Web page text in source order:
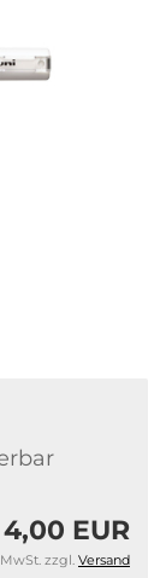
4,00 EUR
zzgl. Versand